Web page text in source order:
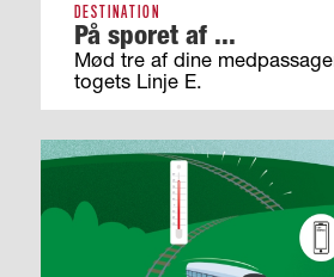
DESTINATION
På sporet af ...
Mød tre af dine
togets Linje E.